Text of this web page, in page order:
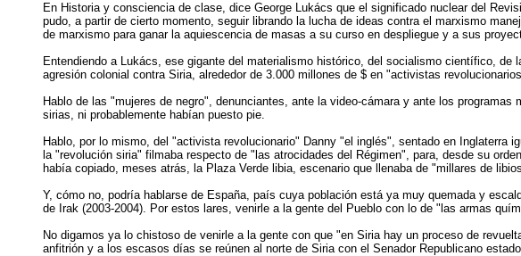
En Historia y consciencia de clase, dice George Lukács que el significado nuclear del
pudo, a partir de cierto momento, seguir librando la lucha de ideas contra el marxismo
de marxismo para ganar la aquiescencia de masas a su curso en despliegue y a sus
Entendiendo a Lukács, ese gigante del materialismo histórico, del socialismo científico,
agresión colonial contra Siria, alrededor de 3.000 millones de $ en "activistas
Hablo de las "mujeres de negro", denunciantes, ante la video-cámara y ante los
sirias, ni probablemente habían puesto pie.
Hablo, por lo mismo, del "activista revolucionario" Danny "el inglés", sentado en
la "revolución siria" filmaba respecto de "las atrocidades del Régimen", para, desde su
había copiado, meses atrás, la Plaza Verde libia, escenario que llenaba de "millares de
Y, cómo no, podría hablarse de España, país cuya población está ya muy quemada y
de Irak (2003-2004). Por estos lares, venirle a la gente del Pueblo con lo de "las armas
No digamos ya lo chistoso de venirle a la gente con que "en Siria hay un proceso de
anfitrión y a los escasos días se reúnen al norte de Siria con el Senador Republicano